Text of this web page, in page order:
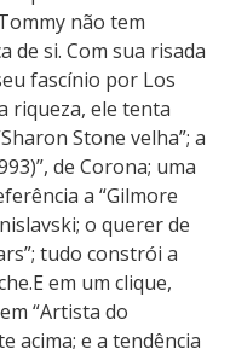
não tem
de si. Com sua risada
fascínio por Los
riqueza, ele tenta
Stone velha”; a
de Corona; uma
a “Gilmore
o querer de
tudo constrói a
em um clique,
“Artista do
acima; e a tendência